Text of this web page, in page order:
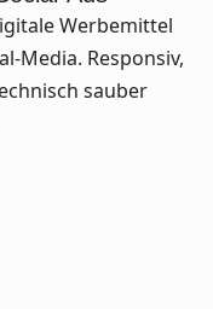
Werbemittel
Media. Responsiv,
sauber